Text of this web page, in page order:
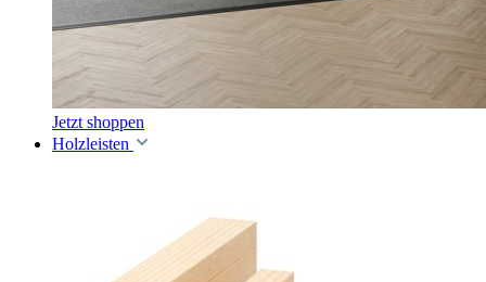
Jetzt shoppen
Holzleisten